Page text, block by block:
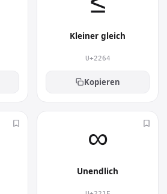
Kleiner gleich
U+2264
Kopieren
∞︎
Unendlich